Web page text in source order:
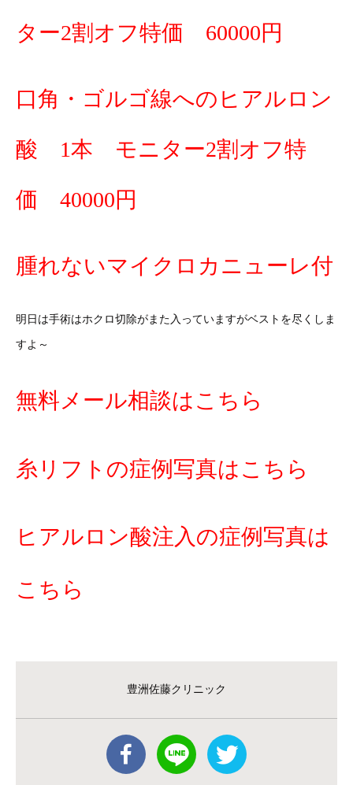
ター2割オフ特価 60000円
口角・ゴルゴ線へのヒアルロン
酸 1本 モニター2割オフ特
価 40000円
腫れないマイクロカニューレ付
明日は手術はホクロ切除がまた入っていますがベストを尽くしま
すよ～
無料メール相談はこちら
糸リフトの症例写真はこちら
ヒアルロン酸注入の症例写真は
こちら
豊洲佐藤クリニック